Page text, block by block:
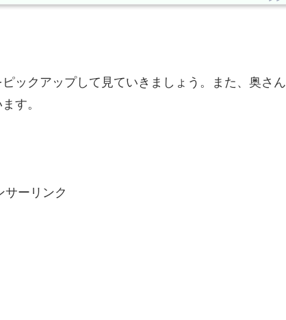
ックアップして見ていきましょう。また、奥さん
たいと思います。
サーリンク